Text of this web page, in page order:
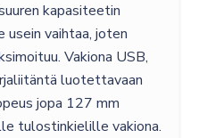
kapasiteetin
usein vaihtaa, joten
Vakiona USB,
luotettavaan
jopa 127 mm
tulostinkielille vakiona.